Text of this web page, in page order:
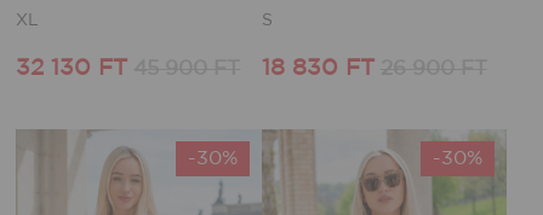
XL
32 130 FT
S
18 830 FT
-30% -30%